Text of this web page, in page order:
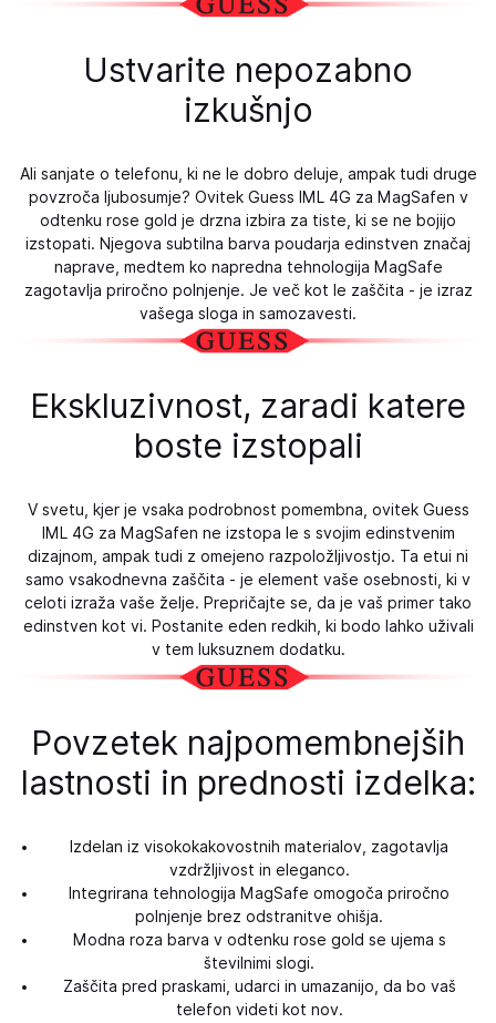
Ustvarite nepozabno
izkušnjo
Ali sanjate o telefonu, ki ne le dobro deluje, ampak tudi druge
povzroča ljubosumje? Ovitek Guess IML 4G za MagSafen v
odtenku rose gold je drzna izbira za tiste, ki se ne bojijo
izstopati. Njegova subtilna barva poudarja edinstven značaj
naprave, medtem ko napredna tehnologija MagSafe
zagotavlja priročno polnjenje. Je več kot le zaščita - je izraz
vašega sloga in samozavesti.
Ekskluzivnost, zaradi katere
boste izstopali
V svetu, kjer je vsaka podrobnost pomembna, ovitek Guess
IML 4G za MagSafen ne izstopa le s svojim edinstvenim
dizajnom, ampak tudi z omejeno razpoložljivostjo. Ta etui ni
samo vsakodnevna zaščita - je element vaše osebnosti, ki v
celoti izraža vaše želje. Prepričajte se, da je vaš primer tako
edinstven kot vi. Postanite eden redkih, ki bodo lahko uživali
v tem luksuznem dodatku.
Povzetek najpomembnejših
lastnosti in prednosti izdelka:
Izdelan iz visokokakovostnih materialov, zagotavlja
vzdržljivost in eleganco.
Integrirana tehnologija MagSafe omogoča priročno
polnjenje brez odstranitve ohišja.
Modna roza barva v odtenku rose gold se ujema s
številnimi slogi.
Zaščita pred praskami, udarci in umazanijo, da bo vaš
telefon videti kot nov.